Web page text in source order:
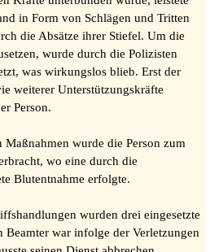
in Form von Schlägen und Tritten
die Absätze ihrer Stiefel. Um die
wurde durch die Polizisten
was wirkungslos blieb. Erst der
weiterer Unterstützungskräfte
Person.
wurde die Person zum
wo eine durch die
Blutentnahme erfolgte.
wurden drei eingesetzte
war infolge der Verletzungen